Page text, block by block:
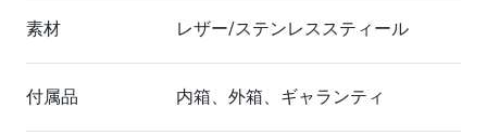
素材 レザー/ステンレススティール
付属品 内箱、外箱、ギャランティ